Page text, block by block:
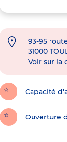
93-95
31000
Voir sur la
Capacité
Ouverture